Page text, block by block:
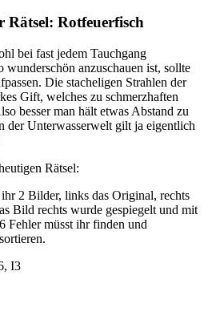
Rätsel: Rotfeuerfisch
bei fast jedem Tauchgang
anzuschauen ist, sollte
Die stacheligen Strahlen der
Gift, welches zu schmerzhaften
besser man hält etwas Abstand zu
der Unterwasserwelt gilt ja eigentlich
Rätsel:
2 Bilder, links das Original, rechts
Bild rechts wurde gespiegelt und mit
Fehler müsst ihr finden und
I3